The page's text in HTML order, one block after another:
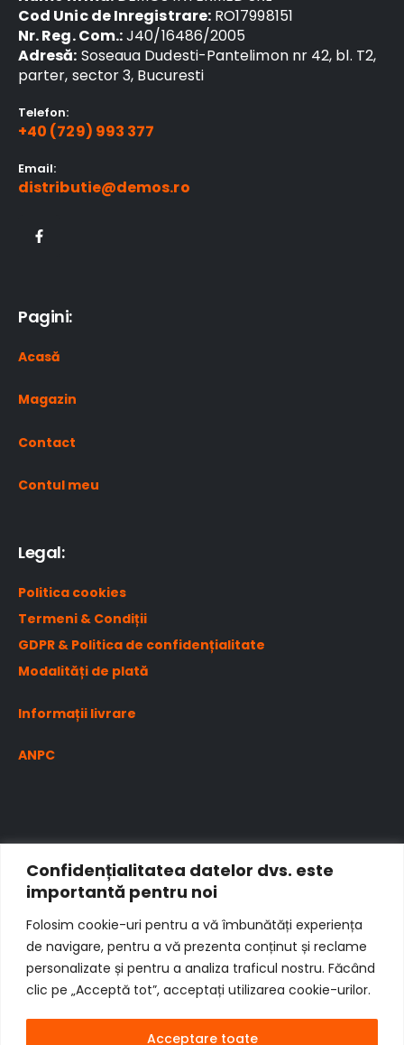
Confidențialitatea datelor dvs. este
importantă pentru noi
Folosim cookie-uri pentru a vă îmbunătăți experiența
de navigare, pentru a vă prezenta conținut și reclame
personalizate și pentru a analiza traficul nostru. Făcând
clic pe „Acceptă tot”, acceptați utilizarea cookie-urilor.
Acceptare toate
Cod Unic de Inregistrare: RO17998151
Nr. Reg. Com.:J40/16486/2005
Adresă: Soseaua Dudesti-Pantelimon nr 42, bl. T2,
parter, sector 3, Bucuresti
Telefon:
+40 (729) 993 377
Email:
distributie@demos.ro
Pagini:
Acasă
Magazin
Contact
Contul meu
Legal:
Politica cookies
Termeni & Condiții
GDPR & Politica de confidențialitate
Modalități de plată
Informații livrare
ANPC